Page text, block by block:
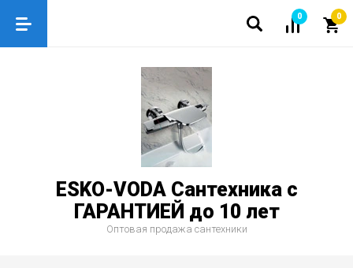
0 0
ESKO-VODA Сантехника с
ГАРАНТИЕЙ до 10 лет
Оптовая продажа сантехники